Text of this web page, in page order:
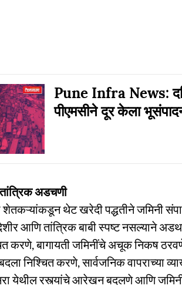
Pune Infra News:
पीएमसीने दूर केला
अडचणी
शेतकऱ्यांकडून थेट खरेदी पद्धतीने जमिनी
आणि तांत्रिक बाबी स्पष्ट नसल्याने
करणे, बागायती जमिनींचे अचूक निकष
निश्चित करणे, सार्वजनिक वापराच्या
येथील रस्त्यांचे आरेखन बदलणे आणि